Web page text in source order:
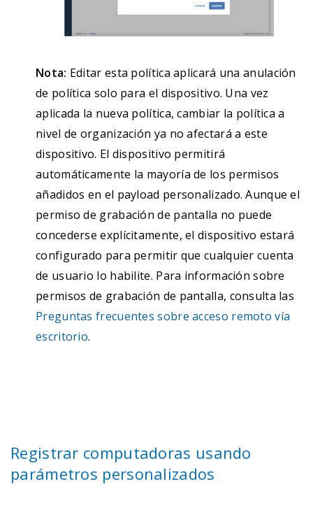
    <string>RemotePC MDM Profile</string>
    <string>com.prosoftnet.remotepc.profile</string>
    <key>PayloadOrganization</key>
    <string>IDrive Incorporated</string>
    <key>PayloadScope</key>
    <string>System</string>
    <key>PayloadType</key>
    <string>Configuration</string>
    <key>PayloadUUID</key>
<string>DA39F4F7-A36B-44A4-BAEC-
    <key>PayloadVersion</key>
    <integer>1</integer>
    <key>PayloadRemovalDisallowed</key>
    <true/>
    <key>TargetDeviceType</key>
Nota: Editar esta política aplicará una anulación
de política solo para el dispositivo. Una vez
aplicada la nueva política, cambiar la política a
nivel de organización ya no afectará a este
dispositivo. El dispositivo permitirá
automáticamente la mayoría de los permisos
añadidos en el payload personalizado. Aunque el
permiso de grabación de pantalla no puede
concederse explícitamente, el dispositivo estará
configurado para permitir que cualquier cuenta
de usuario lo habilite. Para información sobre
permisos de grabación de pantalla, consulta las
Preguntas frecuentes sobre acceso remoto vía
escritorio.
Registrar computadoras usando
parámetros personalizados